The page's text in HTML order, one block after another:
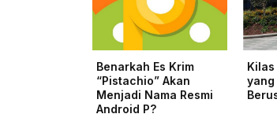
Benarkah Es Krim
“Pistachio” Akan
Menjadi Nama Resmi
Android P?
Kilas
yang